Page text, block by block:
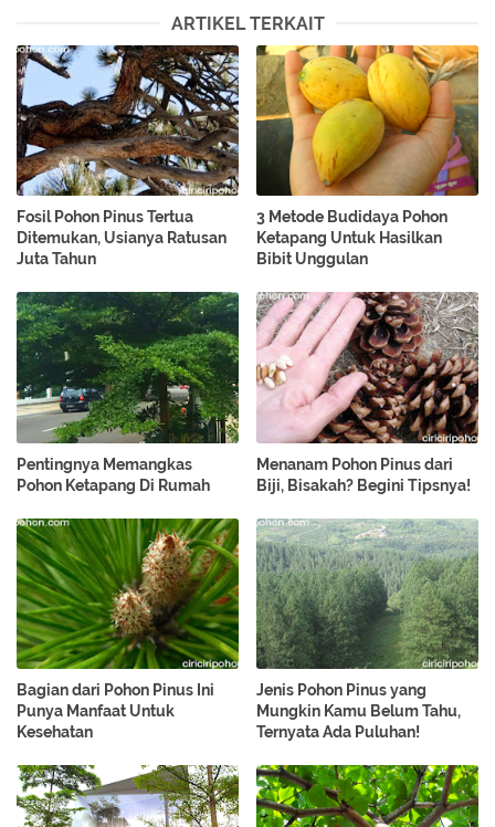
ARTIKEL TERKAIT
Fosil Pohon Pinus Tertua
Ditemukan, Usianya Ratusan
Juta Tahun
3 Metode Budidaya Pohon
Ketapang Untuk Hasilkan
Bibit Unggulan
Pentingnya Memangkas
Pohon Ketapang Di Rumah
Menanam Pohon Pinus dari
Biji, Bisakah? Begini Tipsnya!
Bagian dari Pohon Pinus Ini
Punya Manfaat Untuk
Kesehatan
Jenis Pohon Pinus yang
Mungkin Kamu Belum Tahu,
Ternyata Ada Puluhan!